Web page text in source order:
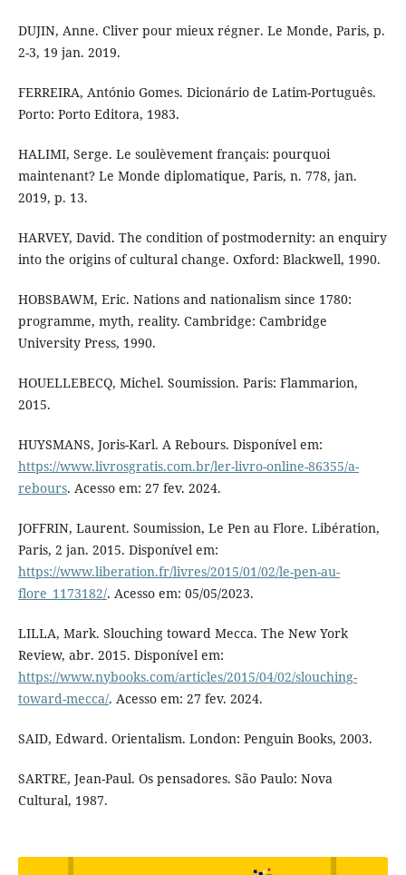
DUJIN, Anne. Cliver pour mieux régner. Le Monde, Paris, p.
2-3, 19 jan. 2019.
FERREIRA, António Gomes. Dicionário de Latim-Português.
Porto: Porto Editora, 1983.
HALIMI, Serge. Le soulèvement français: pourquoi
maintenant? Le Monde diplomatique, Paris, n. 778, jan.
2019, p. 13.
HARVEY, David. The condition of postmodernity: an enquiry
into the origins of cultural change. Oxford: Blackwell, 1990.
HOBSBAWM, Eric. Nations and nationalism since 1780:
programme, myth, reality. Cambridge: Cambridge
University Press, 1990.
HOUELLEBECQ, Michel. Soumission. Paris: Flammarion,
2015.
HUYSMANS, Joris-Karl. A Rebours. Disponível em:
https://www.livrosgratis.com.br/ler-livro-online-86355/a-
rebours. Acesso em: 27 fev. 2024.
JOFFRIN, Laurent. Soumission, Le Pen au Flore. Libération,
Paris, 2 jan. 2015. Disponível em:
https://www.liberation.fr/livres/2015/01/02/le-pen-au-
flore_1173182/. Acesso em: 05/05/2023.
LILLA, Mark. Slouching toward Mecca. The New York
Review, abr. 2015. Disponível em:
https://www.nybooks.com/articles/2015/04/02/slouching-
toward-mecca/. Acesso em: 27 fev. 2024.
SAID, Edward. Orientalism. London: Penguin Books, 2003.
SARTRE, Jean-Paul. Os pensadores. São Paulo: Nova
Cultural, 1987.